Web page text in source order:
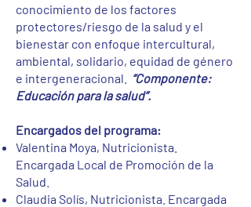
conocimiento de los factores
protectores/riesgo de la salud y el
bienestar con enfoque intercultural,
ambiental, solidario, equidad de género
e intergeneracional.
“Componente:
Educación para la salud”.
Encargados del programa:
Valentina Moya, Nutricionista.
Encargada Local de Promoción de la
Salud.
Claudia Solís, Nutricionista. Encargada